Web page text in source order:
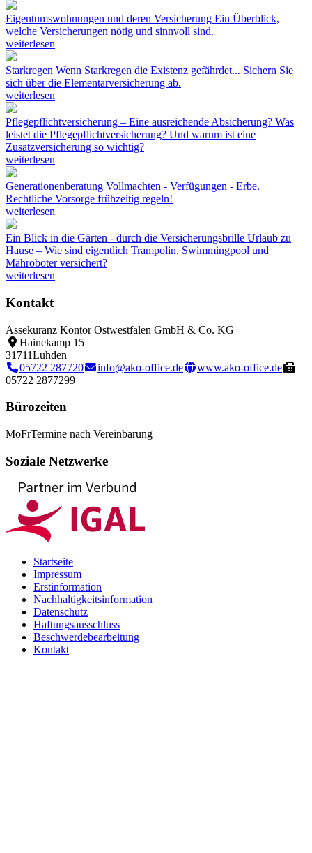
Eigentumswohnungen und deren Versicherung Ein Überblick,
welche Versicherungen nötig und sinnvoll sind.
weiterlesen
Starkregen Wenn Starkregen die Existenz gefährdet... Sichern Sie
sich über die Elementarversicherung ab.
weiterlesen
Pflegepflichtversicherung – Eine ausreichende Absicherung? Was
leistet die Pflegepflichtversicherung? Und warum ist eine
Zusatzversicherung so wichtig?
weiterlesen
Generationenberatung Vollmachten - Verfügungen - Erbe.
Rechtliche Vorsorge frühzeitig regeln!
weiterlesen
Ein Blick in die Gärten - durch die Versicherungsbrille Urlaub zu
Hause – Wie sind eigentlich Trampolin, Swimmingpool und
Mähroboter versichert?
weiterlesen
Kontakt
Assekuranz Kontor Ostwestfalen GmbH & Co. KG
Hainekamp 15
31711Luhden
05722 287720
info@ako-office.de
www.ako-office.de
05722 2877299
Bürozeiten
MoFrTermine nach Vereinbarung
Soziale Netzwerke
Startseite
Impressum
Erstinformation
Nachhaltigkeitsinformation
Datenschutz
Haftungsausschluss
Beschwerdebearbeitung
Kontakt